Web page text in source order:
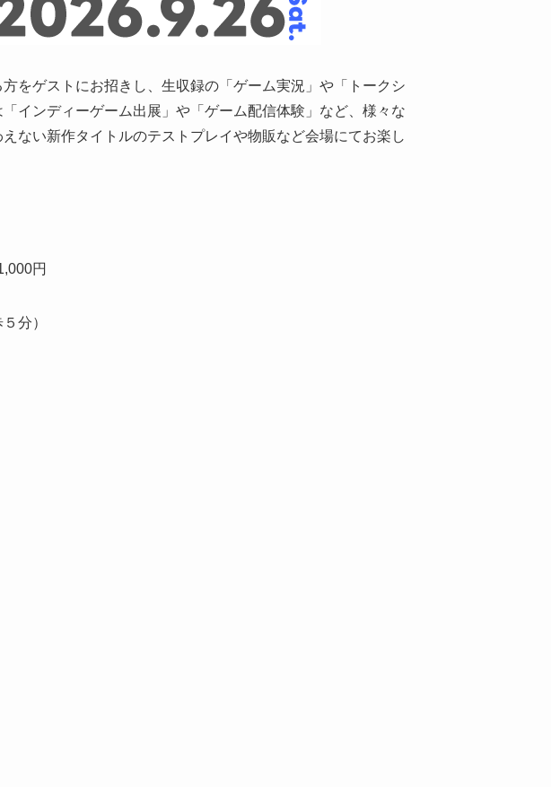
をゲストにお招きし、生収録の「ゲーム実況」や「トークシ
インディーゲーム出展」や「ゲーム配信体験」など、様々な
ない新作タイトルのテストプレイや物販など会場にてお楽し
円
分）